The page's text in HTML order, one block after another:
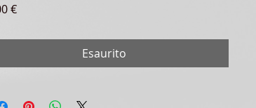
€Prezzo
Esaurito